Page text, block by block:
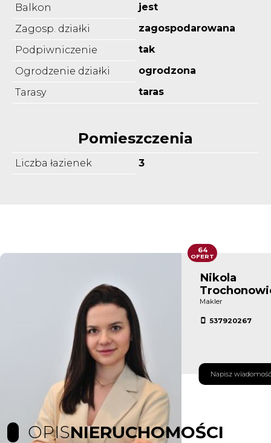
Balkon
jest
Zagosp. działki
zagospodarowana
Podpiwniczenie
tak
Ogrodzenie działki
ogrodzona
Tarasy
taras
Pomieszczenia
Liczba łazienek 3
Nikola
Makler
537920267
Napisz wiadomość
64
OFERT
OPISNIERUCHOMOŚCI